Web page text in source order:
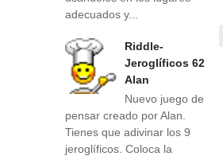
adecuados y...
Riddle-
Jeroglíficos 62
Alan
Nuevo juego de
pensar creado por Alan.
Tienes que adivinar los 9
jeroglíficos. Coloca la